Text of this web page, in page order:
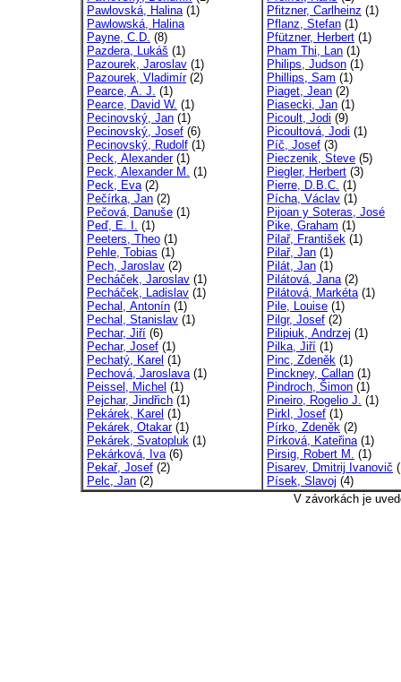
Pawlovská, Halina(1)
Pawlowská, Halina
Payne, C.D. (8)
Pazdera, Lukáš (1)
Pazourek, Jaroslav (1)
Pazourek, Vladimír(2)
Pearce, A. J. (1)
Pearce, David W. (1)
Pecinovský, Jan (1)
Pecinovský, Josef (6)
Pecinovský, Rudolf (1)
Peck, Alexander(1)
Peck, Alexander M. (1)
Peck, Eva(2)
Pečírka, Jan (2)
Pečová, Danuše (1)
Peď, E. I. (1)
Peeters, Theo (1)
Pehle, Tobias (1)
Pech, Jaroslav (2)
Pecháček, Jaroslav (1)
Pecháček, Ladislav (1)
Pechal, Antonín (1)
Pechal, Stanislav (1)
Pechar, Jiří (6)
Pechar, Josef (1)
Pechatý, Karel (1)
Pechová, Jaroslava(1)
Peissel, Michel (1)
Pejchar, Jindřich (1)
Pekárek, Karel (1)
Pekárek, Otakar(1)
Pekárek, Svatopluk (1)
Pekárková, Iva(6)
Pekař, Josef (2)
Pelc, Jan (2)
Pfitzner, Carlheinz (1)
Pflanz, Stefan (1)
Pfützner, Herbert (1)
Pham Thi, Lan (1)
Philips, Judson (1)
Phillips, Sam (1)
Piaget, Jean (2)
Piasecki, Jan (1)
Picoult, Jodi (9)
Picoultová, Jodi (1)
Píč, Josef (3)
Pieczenik, Steve (5)
Piegler, Herbert (3)
Pierre, D.B.C. (1)
Pícha, Václav (1)
Pijoan y Soteras, José
Pike, Graham (1)
Pilař, František (1)
Pilař, Jan (1)
Pilát, Jan (1)
Pilátová, Jana(2)
Pilátová, Markéta(1)
Pile, Louise (1)
Pilgr, Josef (2)
Pilipiuk, Andrzej (1)
Pilka, Jiří (1)
Pinc, Zdeněk (1)
Pinckney, Callan (1)
Pindroch, Šimon (1)
Pineiro, Rogelio J. (1)
Pirkl, Josef (1)
Pírko, Zdeněk (2)
Pírková, Kateřina(1)
Pirsig, Robert M. (1)
Pisarev, Dmitrij Ivanovič
Písek, Slavoj (4)
V závorkách je